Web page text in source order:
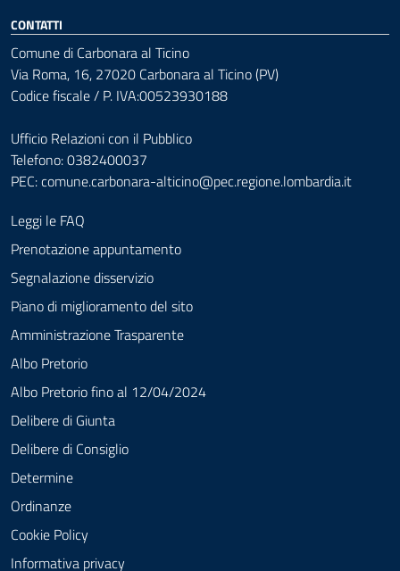
CONTATTI
Comune di Carbonara al Ticino
Via Roma, 16, 27020 Carbonara al Ticino (PV)
Codice fiscale / P. IVA:00523930188
Ufficio Relazioni con il Pubblico
Telefono: 0382400037
PEC:comune.carbonara-alticino@pec.regione.lombardia.it
Leggi le FAQ
Prenotazione appuntamento
Segnalazione disservizio
Piano di miglioramento del sito
Amministrazione Trasparente
Albo Pretorio
Albo Pretorio fino al 12/04/2024
Delibere di Giunta
Delibere di Consiglio
Determine
Ordinanze
Cookie Policy
Informativa privacy